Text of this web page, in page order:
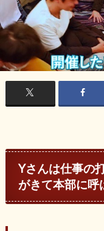
Yさんは仕事の
がきて本部に呼